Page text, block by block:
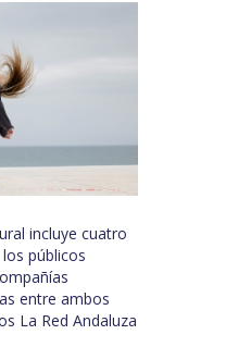
incluye cuatro
públicos
entre ambos
La Red Andaluza